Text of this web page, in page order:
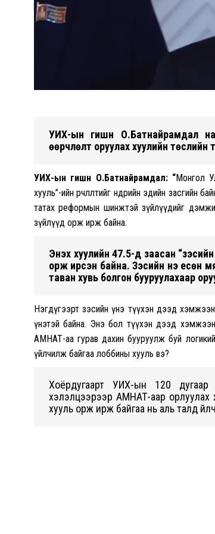
УИХ-ын гишүүн О.Батнайрамдал
өөрчлөлт оруулах хуулийн төслийн
УИХ-ын гишүүн О.Батнайрамдал: “Монгол
хууль”-ийн өөрчлөлтийг өнөөдрийн эдийн
татах реформын шинжтэй зүйлүүдийг
зүйлүүд орж ирж байна.
Энэхүү хуулийн 47.5-д заасан
орж ирсэн байна. Зэсийн үнэ есөн
таван хувь болгон бууруулахаар
Нэгдүгээрт зэсийн үнэ түүхэн дээд
үнэтэй байна. Энэ бол түүхэн дээд
АМНАТ-аа гурав дахин бууруулж буй
үйлчилж байгаа лоббины хууль вэ?
Хоёрдугаарт УИХ-ын 120 дугаар
хэлэлцээрээр АМНАТ-аар орлуулах
хууль орж ирж байгаа нь аль талд